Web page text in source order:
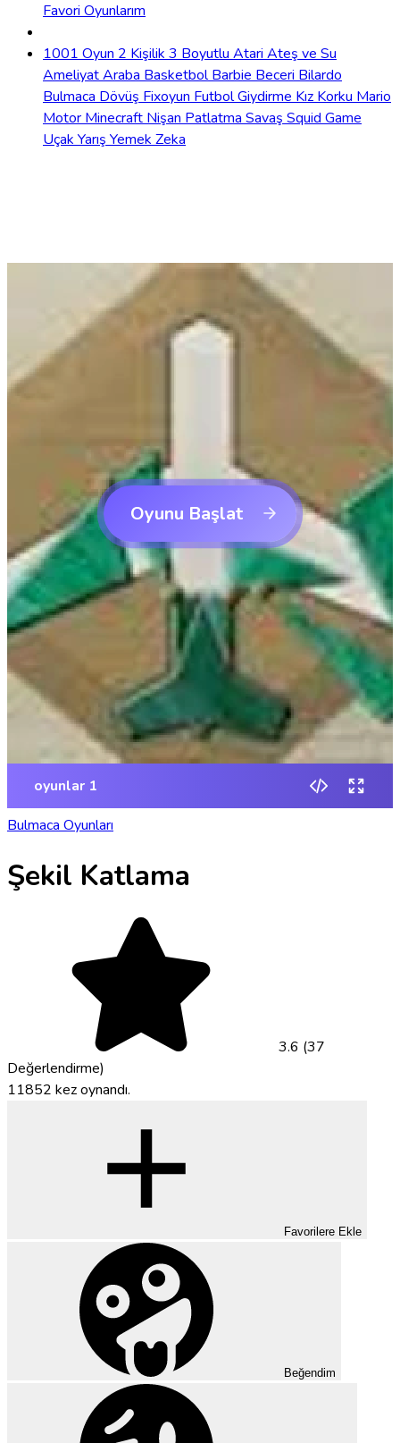
Favori Oyunlarım
1001 Oyun 2 Kişilik 3 Boyutlu Atari Ateş ve Su
AmeliyatAraba BasketbolBarbie Beceri Bilardo
Bulmaca Dövüş Fixoyun FutbolGiydirme Kız Korku Mario
Motor Minecraft Nişan Patlatma Savaş Squid Game
Uçak Yarış Yemek Zeka
Bulmaca Oyunları
Şekil Katlama
3.6 (37
Değerlendirme)
11852 kez oynandı.
Favorilere Ekle
Beğendim